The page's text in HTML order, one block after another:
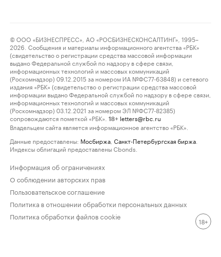
© ООО «БИЗНЕСПРЕСС», АО «РОСБИЗНЕСКОНСАЛТИНГ», 1995–
2026. Сообщения и материалы информационного агентства «РБК»
(свидетельство о регистрации средства массовой информации
выдано Федеральной службой по надзору в сфере связи,
информационных технологий и массовых коммуникаций
(Роскомнадзор) 09.12.2015 за номером ИА №ФС77-63848) и сетевого
издания «РБК» (свидетельство о регистрации средства массовой
информации выдано Федеральной службой по надзору в сфере связи,
информационных технологий и массовых коммуникаций
(Роскомнадзор) 03.12.2021 за номером ЭЛ №ФС77-82385)
сопровождаются пометкой «РБК».
18+ letters@rbc.ru
Владельцем сайта является информационное агентство «РБК».
Данные предоставлены: Мосбиржа Санкт-Петербургская биржа
Индексы облигаций предоставлены Cbonds.
Информация об ограничениях
О соблюдении авторских прав
Пользовательское соглашение
Политика в отношении обработки персональных данных
Политика обработки файлов cookie
18+